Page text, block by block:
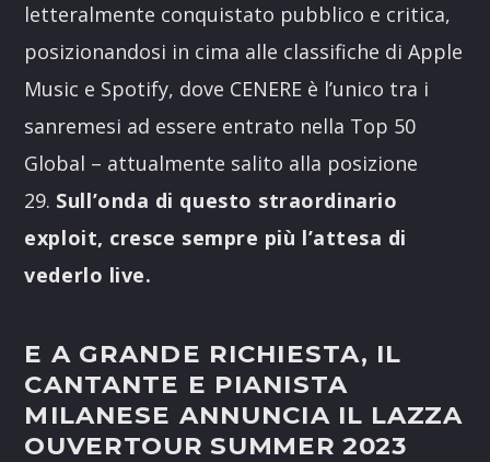
letteralmente conquistato pubblico e critica,
posizionandosi in cima alle classifiche di Apple
Music e Spotify, dove CENERE è l’unico tra i
sanremesi ad essere entrato nella Top 50
Global – attualmente salito alla posizione
29. Sull’onda di questo straordinario
exploit, cresce sempre più l’attesa di
vederlo live.
E A GRANDE RICHIESTA, IL
CANTANTE E PIANISTA
MILANESE ANNUNCIA IL LAZZA
OUVERTOUR SUMMER 2023